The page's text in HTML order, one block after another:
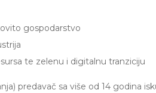
gospodarstvo
te zelenu i digitalnu tranziciju
predavač sa više od 14 godina